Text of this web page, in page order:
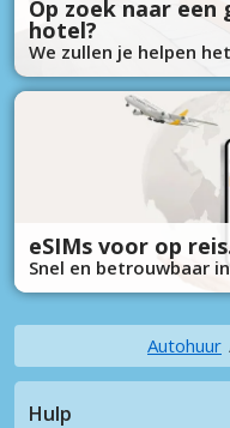
Op zoek naar een
hotel?
We zullen je helpen
eSIMs voor op
Snel en betrouwbaar
Autohuur
Hulp